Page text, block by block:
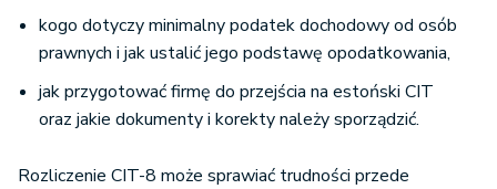
kogo dotyczy minimalny podatek dochodowy od osób
prawnych i jak ustalić jego podstawę opodatkowania,
jak przygotować firmę do przejścia na estoński CIT
oraz jakie dokumenty i korekty należy sporządzić.
Rozliczenie CIT-8 może sprawiać trudności przede